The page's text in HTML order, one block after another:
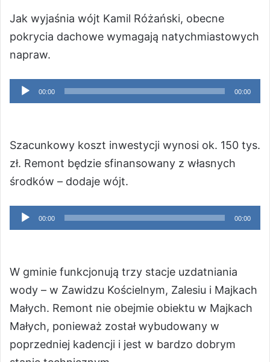
Jak wyjaśnia wójt Kamil Różański, obecne
pokrycia dachowe wymagają natychmiastowych
napraw.
Odtwarzacz
plików
00:00 00:00
Szacunkowy koszt inwestycji wynosi ok. 150 tys.
zł. Remont będzie sfinansowany z własnych
środków – dodaje wójt.
Odtwarzacz
plików
00:00 00:00
W gminie funkcjonują trzy stacje uzdatniania
wody – w Zawidzu Kościelnym, Zalesiu i Majkach
Małych. Remont nie obejmie obiektu w Majkach
Małych, ponieważ został wybudowany w
poprzedniej kadencji i jest w bardzo dobrym